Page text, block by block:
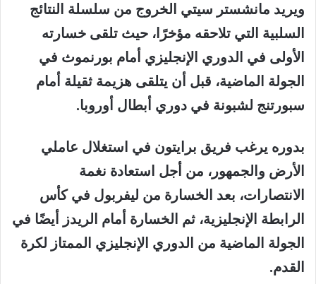
ويريد مانشستر سيتي الخروج من سلسلة النتائج
السلبية التي تلاحقه مؤخرًا، حيث تلقى خسارته
الأولى في الدوري الإنجليزي أمام بورنموث في
الجولة الماضية، قبل أن يتلقى هزيمة ثقيلة أمام
سبورتنج لشبونة في دوري أبطال أوروبا.
بدوره يرغب فريق برايتون في استغلال عاملي
الأرض والجمهور، من أجل استعادة نغمة
الانتصارات، بعد الخسارة من ليفربول في كأس
الرابطة الإنجليزية، ثم الخسارة أمام الريدز أيضًا في
الجولة الماضية من الدوري الإنجليزي الممتاز لكرة
القدم.